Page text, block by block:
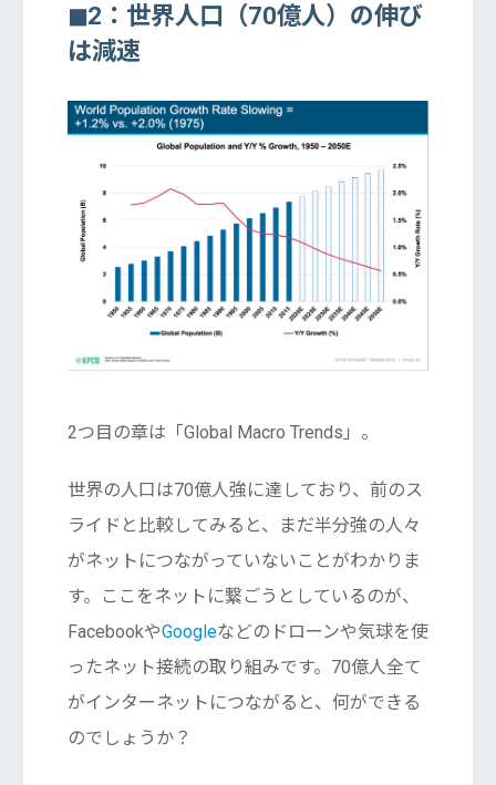
◼︎2：世界人口（70億人）の伸び
は減速
2つ目の章は「Global Macro Trends」。
世界の人口は70億人強に達しており、前のス
ライドと比較してみると、まだ半分強の人々
がネットにつながっていないことがわかりま
す。ここをネットに繋ごうとしているのが、
FacebookやGoogleなどのドローンや気球を使
ったネット接続の取り組みです。70億人全て
がインターネットにつながると、何ができる
のでしょうか？